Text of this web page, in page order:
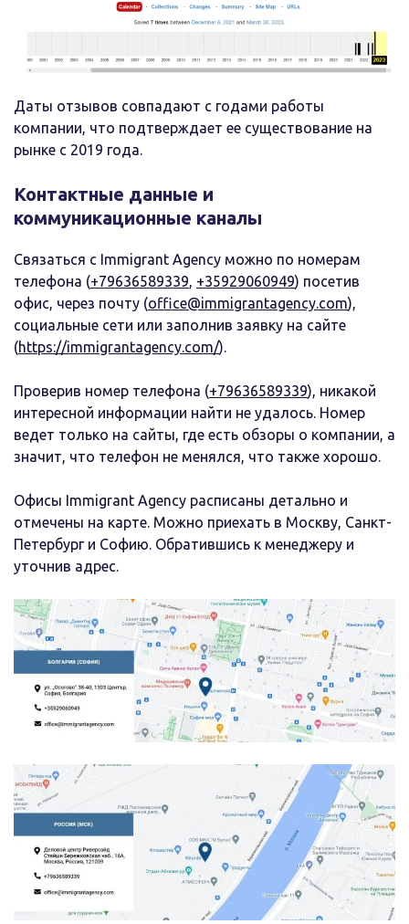
Даты отзывов совпадают с годами работы
компании, что подтверждает ее существование на
рынке с 2019 года.
Контактные данные и
коммуникационные каналы
Связаться с Immigrant Agency можно по номерам
телефона (+79636589339, +35929060949) посетив
офис, через почту (office@immigrantagency.com),
социальные сети или заполнив заявку на сайте
(https://immigrantagency.com/).
Проверив номер телефона (+79636589339), никакой
интересной информации найти не удалось. Номер
ведет только на сайты, где есть обзоры о компании, а
значит, что телефон не менялся, что также хорошо.
Офисы Immigrant Agency расписаны детально и
отмечены на карте. Можно приехать в Москву, Санкт-
Петербург и Софию. Обратившись к менеджеру и
уточнив адрес.